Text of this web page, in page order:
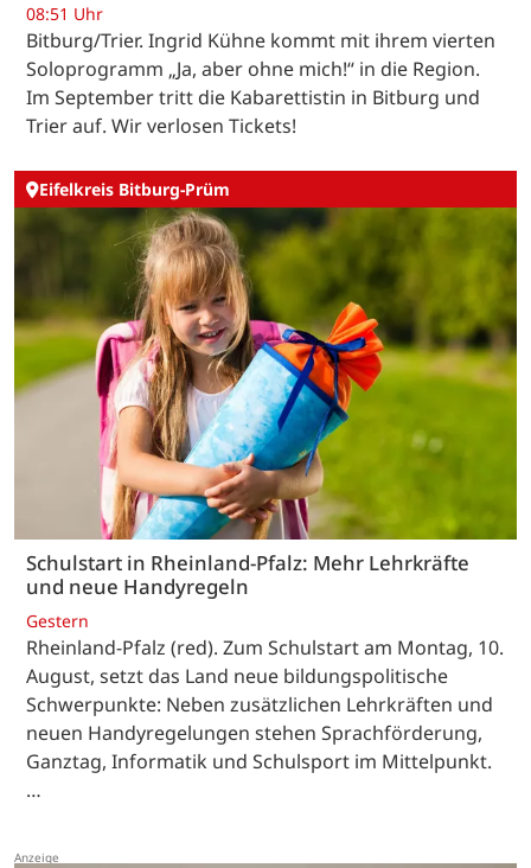
08:51 Uhr
Bitburg/Trier. Ingrid Kühne kommt mit ihrem vierten
Soloprogramm „Ja, aber ohne mich!“ in die Region.
Im September tritt die Kabarettistin in Bitburg und
Trier auf. Wir verlosen Tickets!
Eifelkreis Bitburg-Prüm
Schulstart in Rheinland-Pfalz: Mehr Lehrkräfte
und neue Handyregeln
Gestern
Rheinland-Pfalz (red). Zum Schulstart am Montag, 10.
August, setzt das Land neue bildungspolitische
Schwerpunkte: Neben zusätzlichen Lehrkräften und
neuen Handyregelungen stehen Sprachförderung,
Ganztag, Informatik und Schulsport im Mittelpunkt.
…